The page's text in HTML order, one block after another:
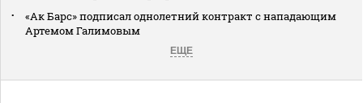
«Ак Барс» подписал однолетний контракт с нападающим
Артемом Галимовым
ЕЩЕ